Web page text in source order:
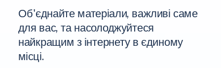
Об'єднайте матеріали, важливі саме
для вас, та насолоджуйтеся
найкращим з інтернету в єдиному
місці.